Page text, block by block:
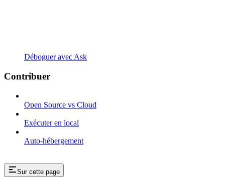
Déboguer avec Ask
Contribuer
Open Source vs Cloud
Exécuter en local
Auto-hébergement
Sur cette page